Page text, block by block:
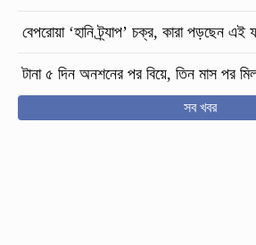
বেপরোয়া ‘হানি ট্র্যাপ’ চক্র, কারা পড়ছেন এই
টানা ৫ দিন অনশনের পর বিয়ে, তিন মাস পর
সব খবর